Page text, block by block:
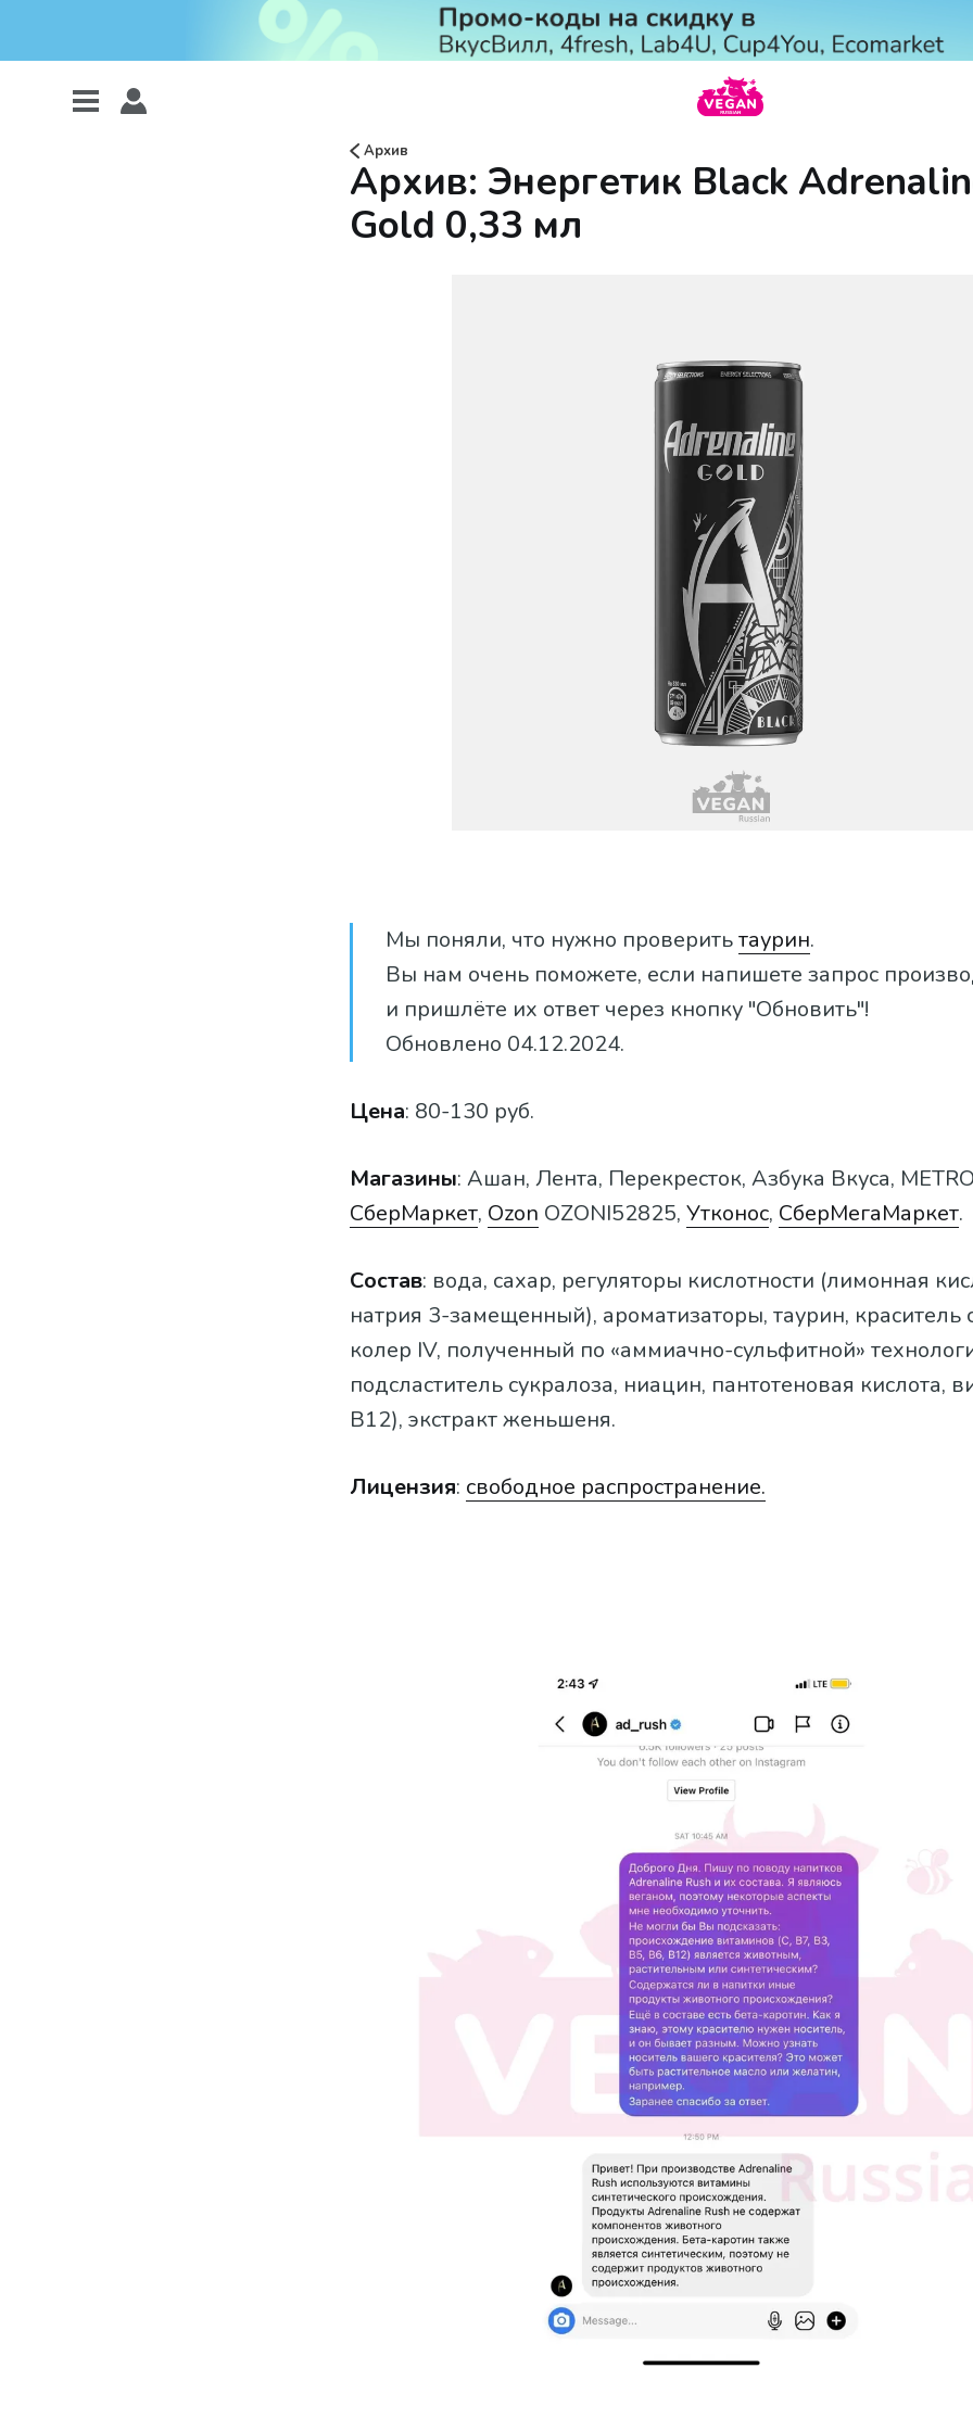
Архив
Архив: Энергетик Black
Gold 0,33 мл
Мы поняли, что нужно проверитьтаурин.
Вы нам очень поможете, если напишете запрос
и пришлёте их ответ через кнопку "Обновить"!
Обновлено 04.12.2024.
Цена: 80-130 руб.
Магазины: Ашан, Лента, Перекресток, Азбука Вкуса,
СберМаркет, Ozon OZONI52825, Утконос, СберМегаМаркет.
Состав: вода, сахар, регуляторы кислотности (лимонная
натрия 3-замещенный), ароматизаторы, таурин, краситель
колер IV, полученный по «аммиачно-сульфитной»
подсластитель cукралоза, ниацин, пантотеновая кислота,
B12), экстракт женьшеня.
Лицензия: свободное распространение.